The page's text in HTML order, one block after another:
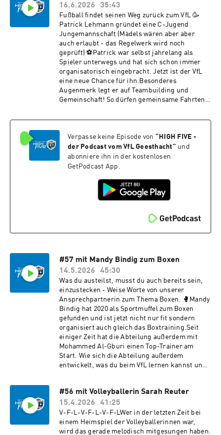
podcast@vfl-geesthacht.de.Viel Spaß beim
Hören!#meinvfl #highfive
16.6.2026
35:43
Fußball findet seinen Weg zurück zum VfL 🥳
Patrick Lehmann gründet eine C-Jugend
Jungemannschaft (Mädels wären aber aber
auch erlaubt - das Regelwerk wird noch
geprüft) ⚽️Patrick war selbst jahrelang als
Spieler unterwegs und hat sich schon immer
organisatorisch eingebracht. Jetzt ist der VfL
eine neue Chance für ihn.Besonderes
Augenmerk legt er auf Teambuilding und
Gemeinschaft! So dürfen gemeinsame Fahrten
auch schon Potenzial in dem Einen oder
über Feedback in den Kommentaren und eine
Bewertung unseres Podcast 🫰#highfive
#meinvfl
Verpasse keine Episode von “ HIGH FIVE -
der Podcast vom VfL Geesthacht” und
abonniere ihn in der kostenlosen
GetPodcast App.
#57 mit Mandy Bindig zum Boxen
14.5.2026
45:30
Was du austeilst, musst du auch bereits sein,
einzustecken - Weise Worte von unserer
Ansprechpartnerin zum Thema Boxen. 🥊Mandy
Bindig hat 2020 als Sportmuffel zum Boxen
gefunden und ist jetzt nicht nur fit sondern
organisiert auch gleich das Boxtraining.Seit
einiger Zeit hat die Abteilung außerdem mit
Mohammed Al-Gburi einen Top-Trainer am
Start. Wie sich die Abteilung außerdem
entwickelt, was du beim VfL lernen kannst und
und Kommentar in deiner Podcastapp oder
Feedback als Mail an podcast@vfl-
geesthacht.de.Viel Spaß beim Hören! 🎧
#highfive #meinvfl
#56 mit Volleyballerin Sarah Reuter
15.4.2026
41:25
V-F-L-V-F-L-V-F-LWer in der letzten Zeit bei
einem Heimspiel der Volleyballerinnen war,
wird das gerade melodisch mitgesungen haben.